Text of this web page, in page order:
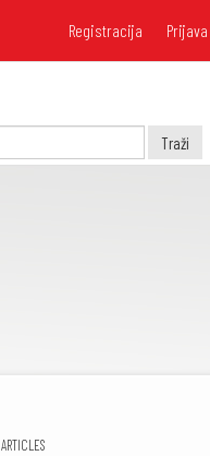
Registracija Prijava
Traži
ARTICLES